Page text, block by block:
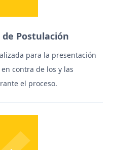
de Postulación
para la presentación
contra de los y las
el proceso.